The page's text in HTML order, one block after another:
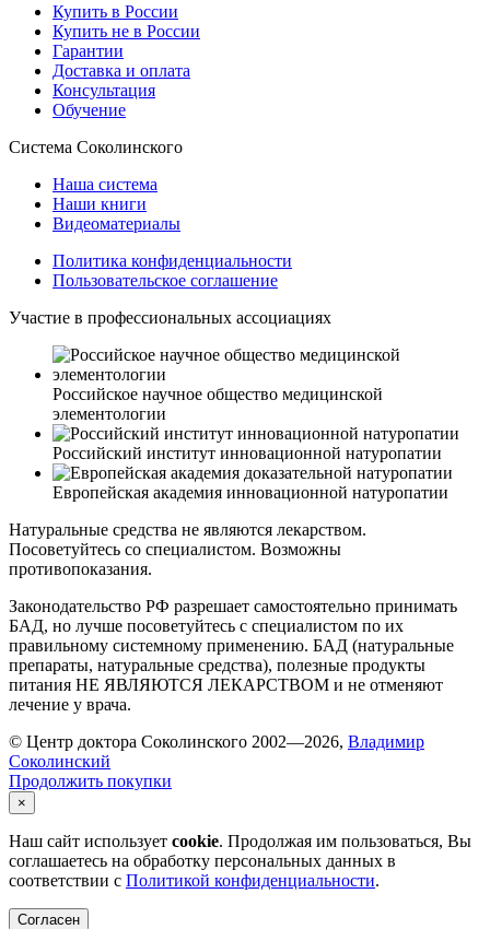
Купить в России
Купить не в России
Гарантии
Доставка и оплата
Консультация
Обучение
Система Соколинского
Наша система
Наши книги
Видеоматериалы
Политика конфиденциальности
Пользовательское соглашение
Участие в профессиональных ассоциациях
Российское научное общество медицинской
элементологии
Российский институт инновационной натуропатии
Европейская академия инновационной натуропатии
Натуральные средства не являются лекарством.
Посоветуйтесь со специалистом. Возможны
противопоказания.
Законодательство РФ разрешает самостоятельно принимать
БАД, но лучше посоветуйтесь с специалистом по их
правильному системному применению. БАД (натуральные
препараты, натуральные средства), полезные продукты
питания НЕ ЯВЛЯЮТСЯ ЛЕКАРСТВОМ и не отменяют
лечение у врача.
© Центр доктора Соколинского 2002—2026, Владимир
Соколинский
Продолжить покупки
×
Наш сайт использует cookie. Продолжая им пользоваться, Вы
соглашаетесь на обработку персональных данных в
соответствии с Политикой конфиденциальности.
Согласен